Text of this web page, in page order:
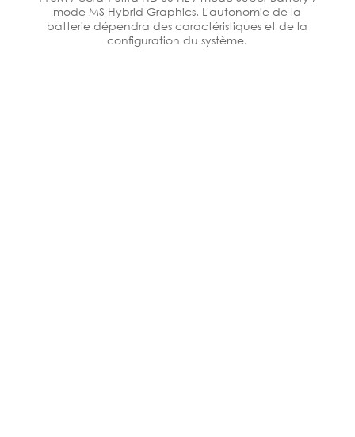
mode MS Hybrid Graphics. L'autonomie de la
batterie dépendra des caractéristiques et de la
configuration du système.